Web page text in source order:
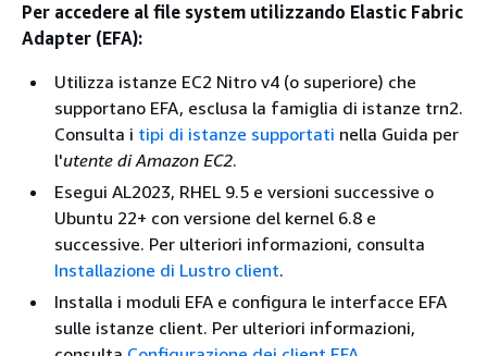
Per accedere al file system utilizzando Elastic Fabric
Adapter (EFA):
Utilizza istanze EC2 Nitro v4 (o superiore) che
supportano EFA, esclusa la famiglia di istanze trn2.
Consulta i tipi di istanze supportati nella Guida per
l'utente di Amazon EC2.
Esegui AL2023, RHEL 9.5 e versioni successive o
Ubuntu 22+ con versione del kernel 6.8 e
successive. Per ulteriori informazioni, consulta
Installazione di Lustro client.
Installa i moduli EFA e configura le interfacce EFA
sulle istanze client. Per ulteriori informazioni,